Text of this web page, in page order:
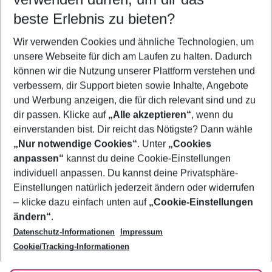
5-8 Nächte
2 Erwachsene Keine Kinder
Mehr Filter anzeigen
Footer
Footer navigation
Über uns
AGB
Bestpreisgarantie
Cookie-Einstellungen ändern
Cookie-Richtlinie
Agenturbetreuung
Barrierefreies Reisen
Folge uns
beste Erlebnis zu bieten?
Wir verwenden Cookies und ähnliche Technologien, um
unsere Webseite für dich am Laufen zu halten. Dadurch
können wir die Nutzung unserer Plattform verstehen und
verbessern, dir Support bieten sowie Inhalte, Angebote
und Werbung anzeigen, die für dich relevant sind und zu
dir passen. Klicke auf „Alle akzeptieren“, wenn du
einverstanden bist. Dir reicht das Nötigste? Dann wähle
„Nur notwendige Cookies“. Unter „Cookies
anpassen“ kannst du deine Cookie-Einstellungen
individuell anpassen. Du kannst deine Privatsphäre-
Einstellungen natürlich jederzeit ändern oder widerrufen
– klicke dazu einfach unten auf „Cookie-Einstellungen
ändern“.
Datenschutz-Informationen
Impressum
Cookie/Tracking-Informationen